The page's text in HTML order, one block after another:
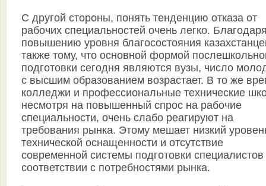
С другой стороны, понять тенденцию отказа от
рабочих специальностей очень легко.
повышению уровня благосостояния
также тому, что основной формой
подготовки сегодня являются вузы, число
с высшим образованием возрастает. В то же
колледжи и профессиональные технические
несмотря на повышенный спрос на рабочие
специальности, очень слабо реагируют на
требования рынка. Этому мешает низкий
технической оснащенности и отсутствие
современной системы подготовки специалистов
соответствии с потребностями рынка.